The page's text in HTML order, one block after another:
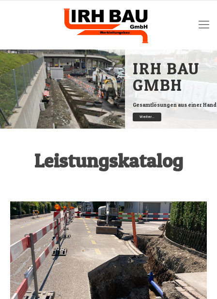
IRH BAU
GMBH
Gesamtlösungen aus einer
Weiter...
Leistungskatalog